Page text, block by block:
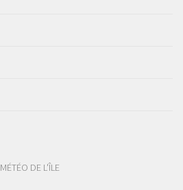
MÉTÉO DE L'ÎLE